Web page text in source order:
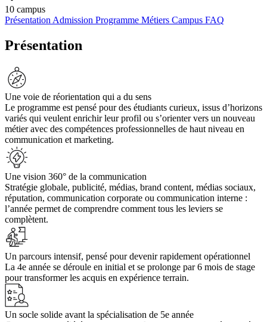
10 campus
PrésentationAdmission Programme Métiers Campus FAQ
Présentation
Une voie de réorientation qui a du sens
Le programme est pensé pour des étudiants curieux, issus d’horizons
variés qui veulent enrichir leur profil ou s’orienter vers un nouveau
métier avec des compétences professionnelles de haut niveau en
communication et marketing.
Une vision 360° de la communication
Stratégie globale, publicité, médias, brand content, médias sociaux,
réputation, communication corporate ou communication interne :
l’année permet de comprendre comment tous les leviers se
complètent.
Un parcours intensif, pensé pour devenir rapidement opérationnel
La 4e année se déroule en initial et se prolonge par 6 mois de stage
pour transformer les acquis en expérience terrain.
Un socle solide avant la spécialisation de 5e année